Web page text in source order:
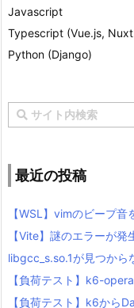
Javascript
Typescript (Vue.js,
Python (Django)
最近の投稿
【WSL】vimのビープ音
【Vite】謎のエラーが発
libgcc_s.so.1が見つから
【負荷テスト】k6-
【負荷テスト】k6から